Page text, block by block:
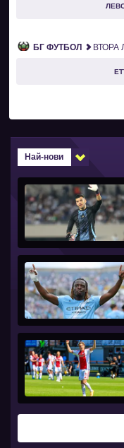
БГ ФУТБОЛ ВТОРА
Най-нови